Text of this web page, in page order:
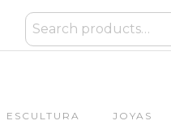
ESCULTURA JOYAS